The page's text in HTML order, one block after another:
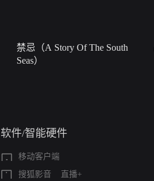
禁忌（A Story Of The South
Seas）
软件/智能硬件
移动客户端
搜狐影音
直播+